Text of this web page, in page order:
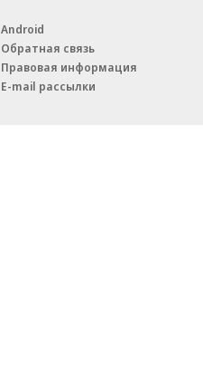
Android
Обратная связь
Правовая информация
E-mail рассылки